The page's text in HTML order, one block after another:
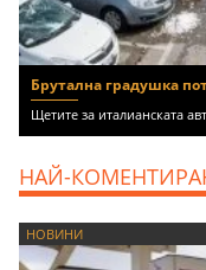
Брутална градушка
Щетите за италианската
НАЙ-
НОВИНИ